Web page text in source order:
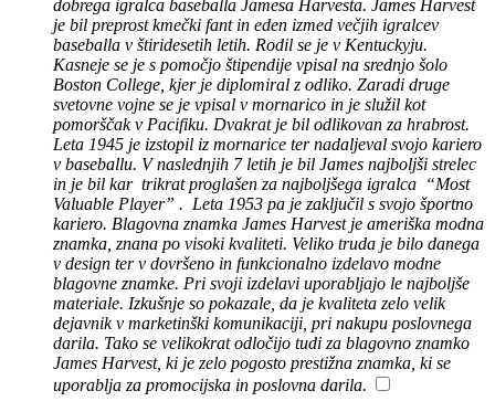
dobrega igralca baseballa Jamesa Harvesta. James Harvest
je bil preprost kmečki fant in eden izmed večjih igralcev
baseballa v štiridesetih letih. Rodil se je v Kentuckyju.
Kasneje se je s pomočjo štipendije vpisal na srednjo šolo
Boston College, kjer je diplomiral z odliko. Zaradi druge
svetovne vojne se je vpisal v mornarico in je služil kot
pomorščak v Pacifiku. Dvakrat je bil odlikovan za hrabrost.
Leta 1945 je izstopil iz mornarice ter nadaljeval svojo kariero
v baseballu. V naslednjih 7 letih je bil James najboljši strelec
in je bil kar trikrat proglašen za najboljšega igralca “Most
Valuable Player” . Leta 1953 pa je zaključil s svojo športno
kariero. Blagovna znamka James Harvest je ameriška modna
znamka, znana po visoki kvaliteti. Veliko truda je bilo danega
v design ter v dovršeno in funkcionalno izdelavo modne
blagovne znamke. Pri svoji izdelavi uporabljajo le najboljše
materiale. Izkušnje so pokazale, da je kvaliteta zelo velik
dejavnik v marketinški komunikaciji, pri nakupu poslovnega
darila. Tako se velikokrat odločijo tudi za blagovno znamko
James Harvest, ki je zelo pogosto prestižna znamka, ki se
uporablja za promocijska in poslovna darila.